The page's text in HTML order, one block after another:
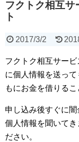
フクトク相互サ
ト
2017/3/2
フクトク相互サー
に個人情報を送っ
もにお金を借りるこ
申し込み後すぐに闇
個人情報を聞いてき
ださい。